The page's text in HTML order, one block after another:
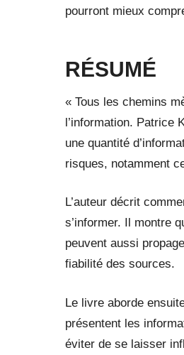
pourront mieux
RÉSUMÉ
« Tous les chemins
l’information. Patrice
une quantité
risques, notamment
L’auteur décrit
s’informer. Il montre
peuvent aussi
fiabilité des sources.
Le livre aborde
présentent les
éviter de se laisser